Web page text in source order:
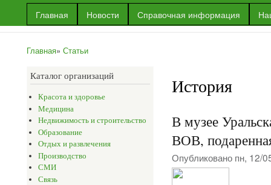
Главная Новости Справочная информация
Информационный
портал г.Уральска
Информация
и многое
Главная» Статьи
Каталог организаций
Красота и здоровье
Медицина
Недвижимость и строительство
Образование
Отдых и развлечения
Производство
СМИ
Связь
История
В музее
ВОВ,
Опубликовано пн, 12/